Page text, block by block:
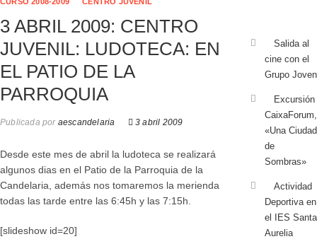
3 ABRIL 2009: CENTRO
JUVENIL: LUDOTECA: EN
EL PATIO DE LA
PARROQUIA
Publicada poraescandelaria 3 abril 2009
Desde este mes de abril la ludoteca se realizará
algunos dias en el Patio de la Parroquia de la
Candelaria, además nos tomaremos la merienda
todas las tarde entre las 6:45h y las 7:15h.
[slideshow id=20]
Salida al
cine con el
Grupo Joven
Excursión
CaixaForum,
«Una Ciudad
de
Sombras»
Actividad
Deportiva en
el IES Santa
Aurelia